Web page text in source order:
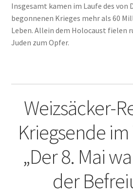
2019
2020
Baumpatenschaften
Insgesamt kamen im Laufe des von
begonnenen Krieges mehr als 60
Leben. Allein dem Holocaust fielen
Juden zum Opfer.
Weizsäcker-
Kriegsende
„Der 8. Mai
der